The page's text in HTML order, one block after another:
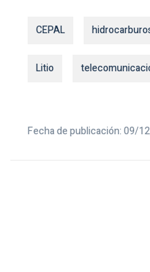
CEPAL
Litio
Fecha de publicación: 09/